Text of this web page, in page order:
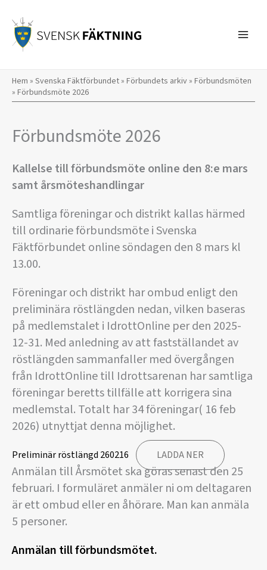
innehåll
Hem » Svenska Fäktförbundet» Förbundets arkiv» Förbundsmöten
» Förbundsmöte 2026
Förbundsmöte 2026
Kallelse till förbundsmöte online den 8:e mars
samt årsmöteshandlingar
Samtliga föreningar och distrikt kallas härmed
till ordinarie förbundsmöte i Svenska
Fäktförbundet online söndagen den 8 mars kl
13.00.
Föreningar och distrikt har ombud enligt den
preliminära röstlängden nedan, vilken baseras
på medlemstalet i IdrottOnline per den 2025-
12-31. Med anledning av att fastställandet av
röstlängden sammanfaller med övergången
från IdrottOnline till Idrottsarenan har samtliga
föreningar beretts tillfälle att korrigera sina
medlemstal. Totalt har 34 föreningar( 16 feb
2026) utnyttjat denna möjlighet.
Preliminär röstlängd 260216 LADDA NER
Anmälan till Årsmötet ska göras senast den 25
februari. I formuläret anmäler ni om deltagaren
är ett ombud eller en åhörare. Man kan anmäla
5 personer.
Anmälan till förbundsmötet.